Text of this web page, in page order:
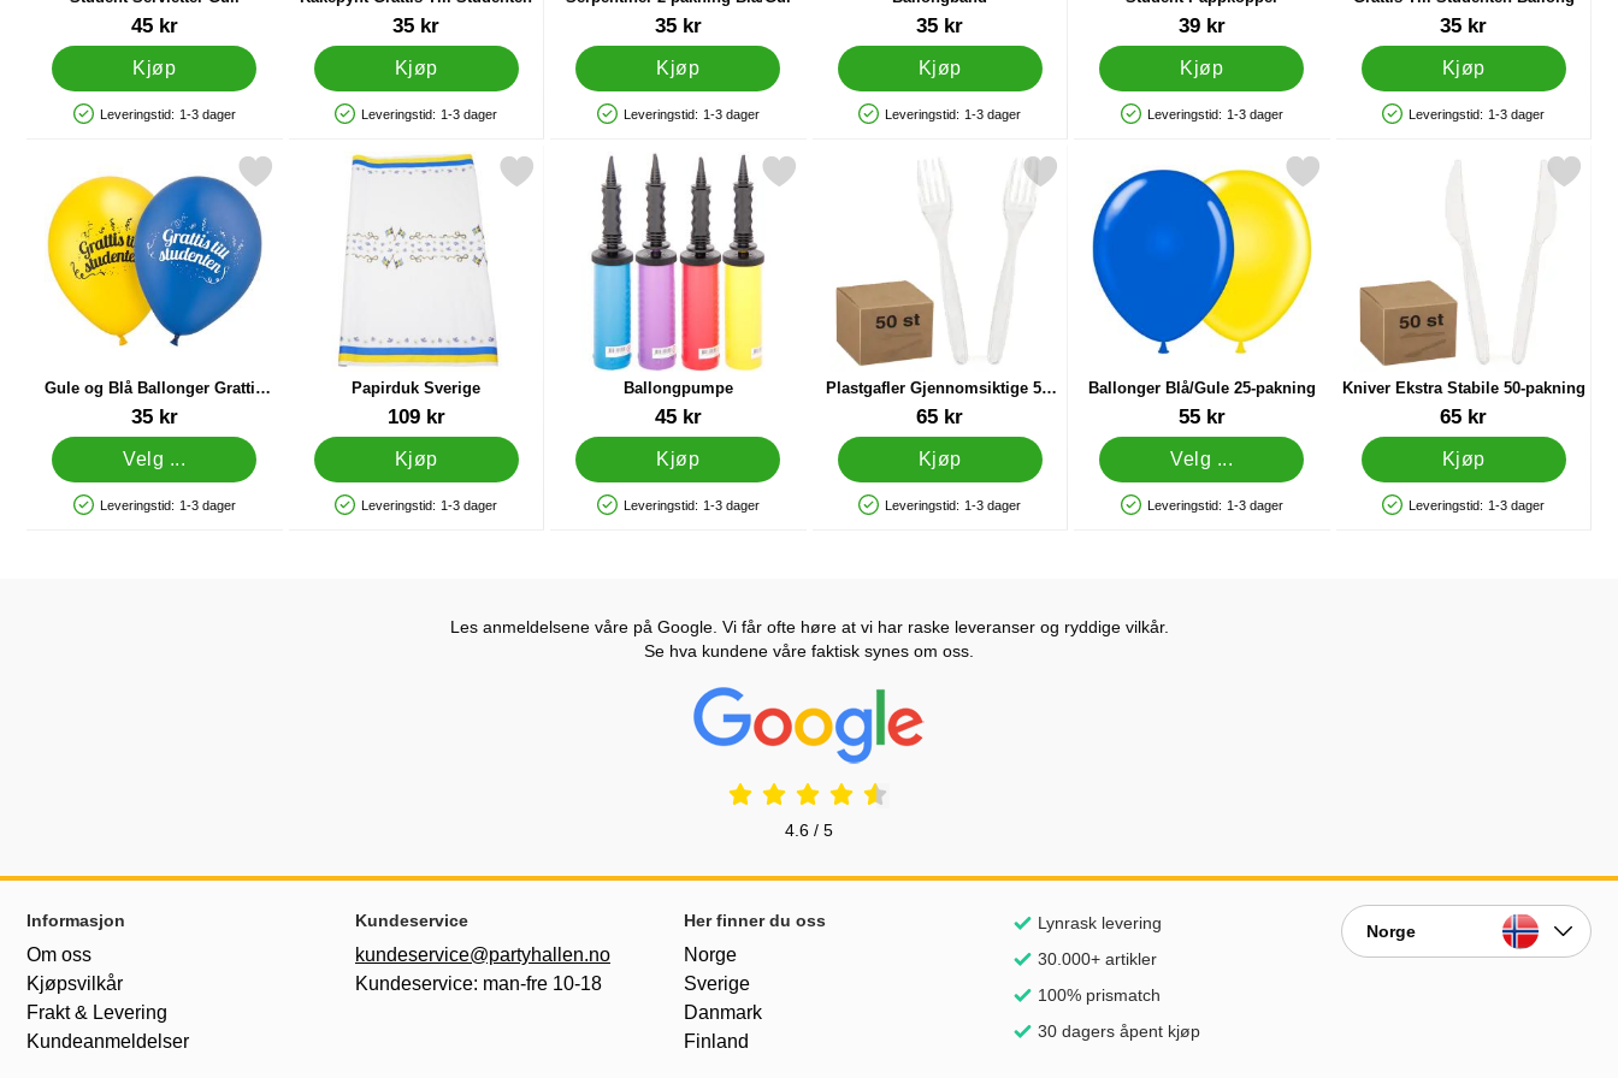
Varenummer 27846
45 kr
Kjøp
Produkttilgjengelighet: På lager
Leveringstid: 1-3 dager
Varenummer 27851
35 kr
Kjøp
Produkttilgjengelighet: På lager
Leveringstid: 1-3 dager
Varenummer 10941
35 kr
Kjøp
Produkttilgjengelighet: På lager
Leveringstid: 1-3 dager
Varenummer 21211
35 kr
Kjøp
Produkttilgjengelighet: På lager
Leveringstid: 1-3 dager
Varenummer 27843
39 kr
Kjøp
Produkttilgjengelighet: På lager
Leveringstid: 1-3 dager
Varenummer 27838
35 kr
Kjøp
Produkttilgjengelighet: På lager
Leveringstid: 1-3 dager
Gule og Blå Ballonger Grattis
Till Studenten
Varenummer 10881
35 kr
Velg ...
Produkttilgjengelighet: På lager
Leveringstid: 1-3 dager
Merk gule og Blå Ballonger Grattis Till Studenten som favoritt
Papirduk Sverige
Varenummer 12885
109 kr
Kjøp
Produkttilgjengelighet: På lager
Leveringstid: 1-3 dager
Merk papirduk Sverige som favoritt
Ballongpumpe
Varenummer 9838
45 kr
Kjøp
Produkttilgjengelighet: På lager
Leveringstid: 1-3 dager
Merk ballongpumpe som favoritt
Plastgafler Gjennomsiktige 50-
pakning
Varenummer 12882
65 kr
Kjøp
Produkttilgjengelighet: På lager
Leveringstid: 1-3 dager
Merk plastgafler Gjennomsiktige 50-pakning som favoritt
Ballonger Blå/Gule 25-pakning
Varenummer 10453
55 kr
Velg ...
Produkttilgjengelighet: På lager
Leveringstid: 1-3 dager
Merk ballonger Blå/Gule 25-pakning som favoritt
Kniver Ekstra Stabile 50-pakning
Varenummer 32152
65 kr
Kjøp
Produkttilgjengelighet: På lager
Leveringstid: 1-3 dager
Merk kniver Ekstra Stabile 50-
Les anmeldelsene våre på Google. Vi får ofte høre at vi har raske leveranser og ryddige vilkår.
Se hva kundene våre faktisk synes om oss.
Prisjakt Vurdering: 4.6 Stjerne
4.6 / 5
Footer-innhold Blandet informasjon og lenker
Informasjon
Om oss
Kjøpsvilkår
Frakt & Levering
Kundeanmeldelser
Kundeservice
kundeservice@partyhallen.no
Kundeservice: man-fre 10-18
Her finner du oss
Norge
Sverige
Danmark
Finland
Lynrask levering
30.000+ artikler
100% prismatch
30 dagers åpent kjøp
Norge